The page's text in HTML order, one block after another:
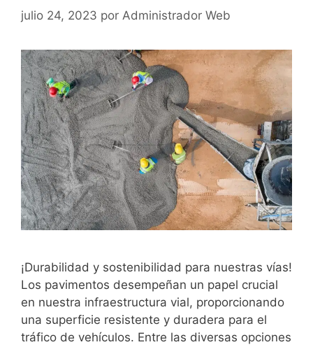
julio 24, 2023 por Administrador Web
¡Durabilidad y sostenibilidad para nuestras vías!
Los pavimentos desempeñan un papel crucial
en nuestra infraestructura vial, proporcionando
una superficie resistente y duradera para el
tráfico de vehículos. Entre las diversas opciones